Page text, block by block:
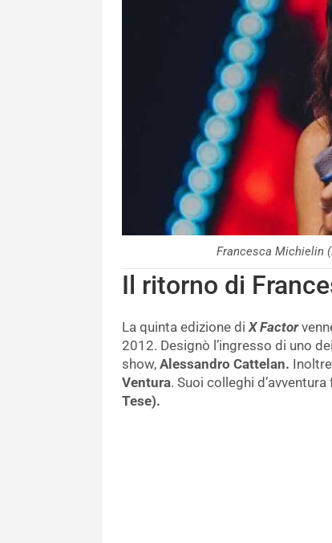
Francesca Michielin
Il ritorno di
La quinta edizione di X Factor
2012. Designò l’ingresso di uno
show, Alessandro Cattelan.
Ventura. Suoi colleghi d’avventura
Tese).